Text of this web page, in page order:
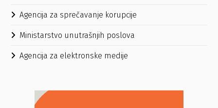
Agencija za sprečavanje korupcije
Ministarstvo unutrašnjih poslova
Agencija za elektronske medije